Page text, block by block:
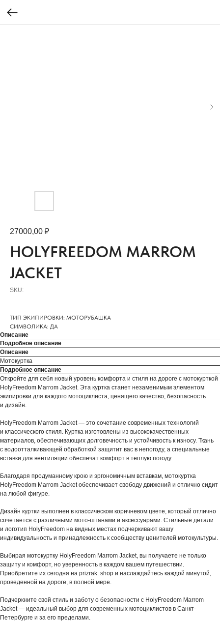
HOLYFREEDOM MARROM
JACKET
SKU:
27000,00 ₽
ТИП ЭКИПИРОВКИ: МОТОРУБАШКА
СИМВОЛИКА: ДА
Описание
Подробное описание
Описание
Мотокуртка
Подробное описание
Откройте для себя новый уровень комфорта и стиля на дороге с мотокурткой
HolyFreedom Marrom Jacket. Эта куртка станет незаменимым элементом
экипировки для каждого мотоциклиста, ценящего качество, безопасность
и дизайн.
HolyFreedom Marrom Jacket — это сочетание современных технологий
и классического стиля. Куртка изготовлены из высококачественных
материалов, обеспечивающих долговечность и устойчивость к износу. Ткань
с водоотталкивающей обработкой защитит вас в непогоду, а специальные
вставки для вентиляции обеспечат комфорт в теплую погоду.
Благодаря продуманному крою и эргономичным вставкам, мотокуртка
HolyFreedom Marrom Jacket обеспечивает свободу движений и отлично сидит
на любой фигуре.
Дизайн куртки выполнен в классическом коричневом цвете, который отлично
сочетается с различными мото-штанами и аксессуарами. Стильные детали
и логотип HolyFreedom на видных местах подчеркивают вашу
индивидуальность и принадлежность к сообществу ценителей мотокультуры.
Выбирая мотокуртку HolyFreedom Marrom Jacket, вы получаете не только
защиту и комфорт, но уверенность в каждом вашем путешествии.
Приобретите их сегодня на prizrak. shop и наслаждайтесь каждой минутой,
проведенной на дороге, в полной мере.
Подчеркните свой стиль и заботу о безопасности с HolyFreedom Marrom
Jacket — идеальный выбор для современных мотоциклистов в Санкт-
Петербурге и за его пределами.